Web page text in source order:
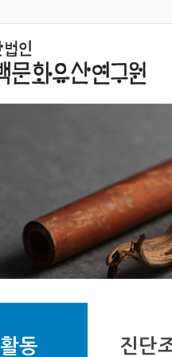
동 진단